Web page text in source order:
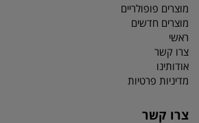
מוצרים פופולריים
מוצרים חדשים
ראשי
צרו קשר
אודותינו
מדיניות פרטיות
צרו קשר